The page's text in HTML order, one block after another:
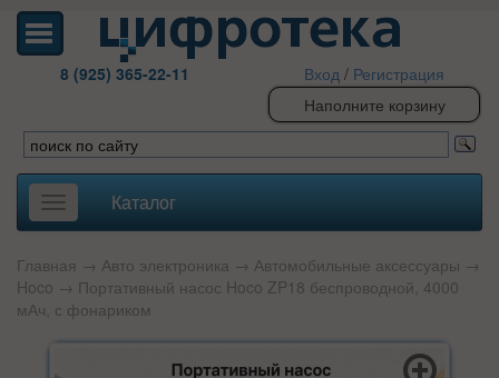
8 (925) 365-22-11 Вход / Регистрация
Наполните корзину
Toggle
navigation
Каталог
Главная → Авто электроника → Автомобильные аксессуары →
Hoco → Портативный насос Hoco ZP18 беспроводной, 4000
мАч, с фонариком